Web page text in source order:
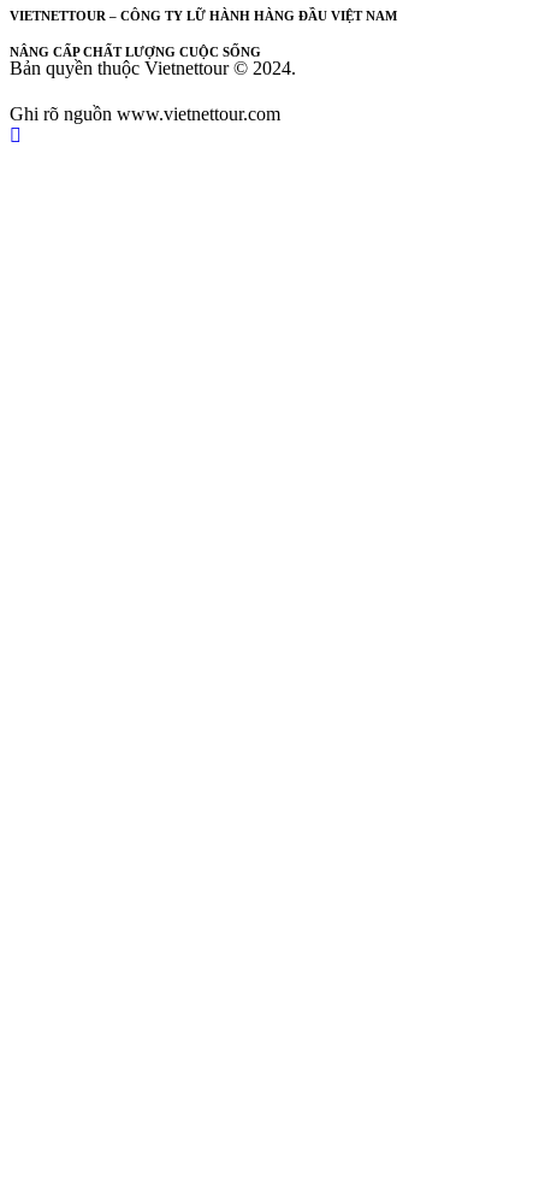
VIETNETTOUR – CÔNG TY LỮ HÀNH HÀNG ĐẦU VIỆT NAM
NÂNG CẤP CHẤT LƯỢNG CUỘC SỐNG
Bản quyền thuộc Vietnettour © 2024.
Ghi rõ nguồn www.vietnettour.com